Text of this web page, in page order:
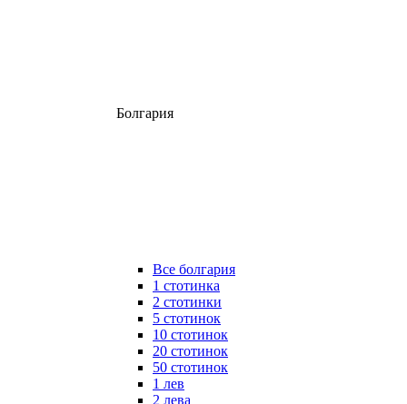
Болгария
Все болгария
1 стотинка
2 стотинки
5 стотинок
10 стотинок
20 стотинок
50 стотинок
1 лев
2 лева